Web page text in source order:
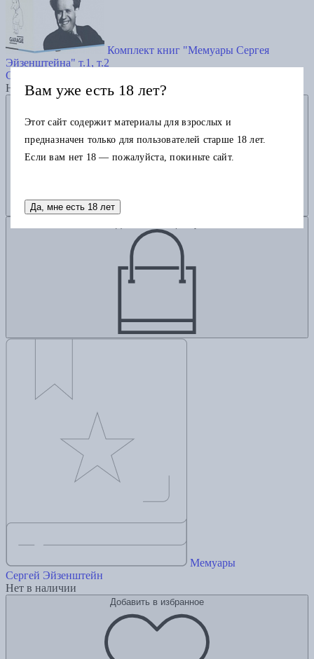
Комплект книг "Мемуары Сергея
Эйзенштейна" т.1, т.2
Сергей Эйзенштейн
Нет в наличии
Мемуары
Сергей Эйзенштейн
Нет в наличии
Добавить в избранное
Вам уже есть 18 лет?
Этот сайт содержит материалы для взрослых и
предназначен только для пользователей старше 18 лет.
Если вам нет 18 — пожалуйста, покиньте сайт.
Да, мне есть 18 лет